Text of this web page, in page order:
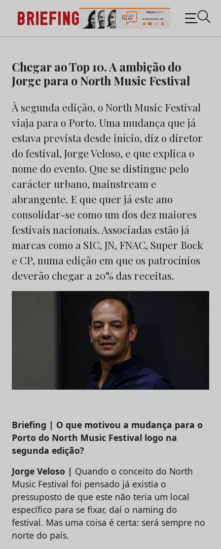
content
Briefing: Todas as notícias sobre os negócios do
Marketing e da Publicidade
Chegar ao Top 10. A ambição do
Jorge para o North Music Festival
À segunda edição, o North Music Festival
viaja para o Porto. Uma mudança que já
estava prevista desde início, diz o diretor
do festival, Jorge Veloso, e que explica o
nome do evento. Que se distingue pelo
carácter urbano, mainstream e
abrangente. E que quer já este ano
consolidar-se como um dos dez maiores
festivais nacionais. Associadas estão já
marcas como a SIC, JN, FNAC, Super Bock
e CP, numa edição em que os patrocínios
deverão chegar a 20% das receitas.
Briefing | O que motivou a mudança para o
Porto do North Music Festival logo na
segunda edição?
Jorge Veloso | Quando o conceito do North
Music Festival foi pensado já existia o
pressuposto de que este não teria um local
específico para se fixar, daí o naming do
festival. Mas uma coisa é certa: será sempre no
norte do país.